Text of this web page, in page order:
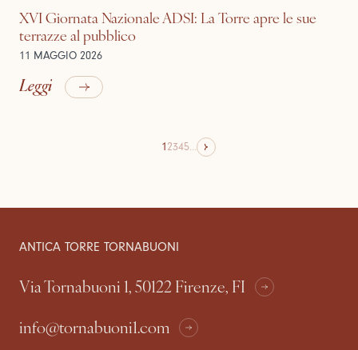
XVI Giornata Nazionale ADSI: La Torre apre le sue
terrazze al pubblico
11 MAGGIO 2026
Leggi
12345...
ANTICA TORRE TORNABUONI
Via Tornabuoni 1, 50122 Firenze, FI
info@tornabuoni1.com